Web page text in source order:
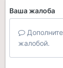
Ваша жалоба
жалобой.